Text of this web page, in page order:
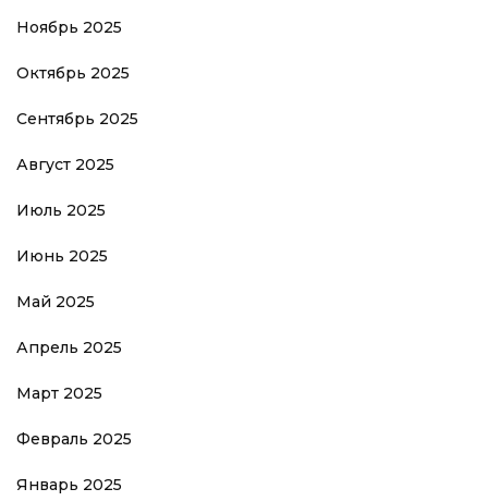
Ноябрь 2025
Октябрь 2025
Сентябрь 2025
Август 2025
Июль 2025
Июнь 2025
Май 2025
Апрель 2025
Март 2025
Февраль 2025
Январь 2025